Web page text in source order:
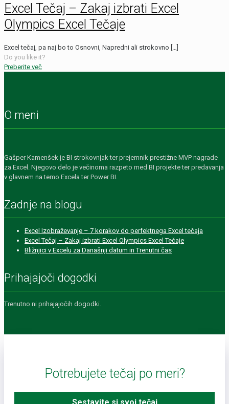
Excel Tečaj – Zakaj izbrati Excel
Olympics Excel Tečaje
Excel tečaj, pa naj bo to Osnovni, Napredni ali strokovno […]
Do you like it?
Preberite več
O meni
Gašper Kamenšek je BI strokovnjak ter prejemnik prestižne MVP nagrade
za Excel. Njegovo delo je večinoma razpeto med BI projekte ter predavanja
v glavnem na temo Excela ter Power BI.
Zadnje na blogu
Excel Izobraževanje – 7 korakov do perfektnega Excel tečaja
Excel Tečaj – Zakaj izbrati Excel Olympics Excel Tečaje
Bližnjici v Excelu za Današnji datum in Trenutni čas
Prihajajoči dogodki
Trenutno ni prihajajočih dogodki.
Potrebujete tečaj po meri?